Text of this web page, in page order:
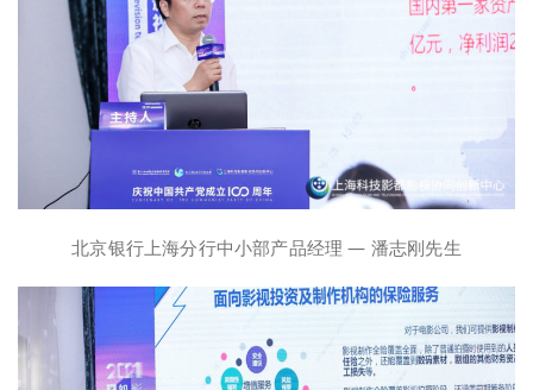
北京银行上海分行中小部产品经理 — 潘志刚先生